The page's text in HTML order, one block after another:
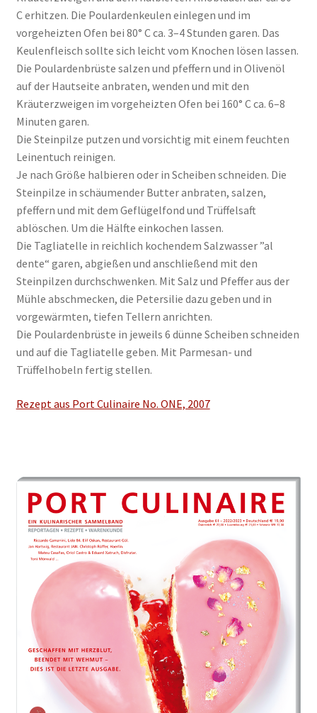
C erhitzen. Die Poulardenkeulen einlegen und im
vorgeheizten Ofen bei 80° C ca. 3–4 Stunden garen. Das
Keulenfleisch sollte sich leicht vom Knochen lösen lassen.
Die Poulardenbrüste salzen und pfeffern und in Olivenöl
auf der Hautseite anbraten, wenden und mit den
Kräuterzweigen im vorgeheizten Ofen bei 160° C ca. 6–8
Minuten garen.
Die Steinpilze putzen und vorsichtig mit einem feuchten
Leinentuch reinigen.
Je nach Größe halbieren oder in Scheiben schneiden. Die
Steinpilze in schäumender Butter anbraten, salzen,
pfeffern und mit dem Geflügelfond und Trüffelsaft
ablöschen. Um die Hälfte einkochen lassen.
Die Tagliatelle in reichlich kochendem Salzwasser ”al
dente“ garen, abgießen und anschließend mit den
Steinpilzen durchschwenken. Mit Salz und Pfeffer aus der
Mühle abschmecken, die Petersilie dazu geben und in
vorgewärmten, tiefen Tellern anrichten.
Die Poulardenbrüste in jeweils 6 dünne Scheiben schneiden
und auf die Tagliatelle geben. Mit Parmesan- und
Trüffelhobeln fertig stellen.
Rezept aus Port Culinaire No. ONE, 2007